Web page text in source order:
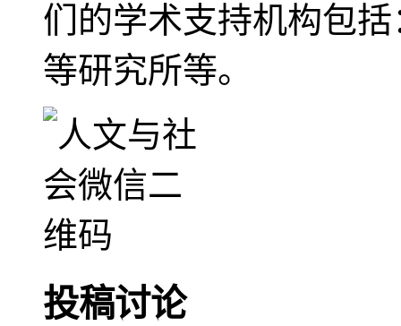
们的学术支持机构包
等研究所等。
投稿讨论